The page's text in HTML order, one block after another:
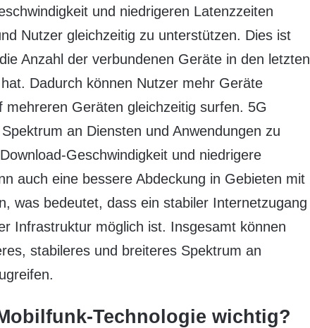
und niedrigeren Latenzzeiten
Nutzer gleichzeitig zu unterstützen. Dies ist
Anzahl der verbundenen Geräte in den letzten
Dadurch können Nutzer mehr Geräte
mehreren Geräten gleichzeitig surfen. 5G
an Diensten und Anwendungen zu
Geschwindigkeit und niedrigere
auch eine bessere Abdeckung in Gebieten mit
was bedeutet, dass ein stabiler Internetzugang
Infrastruktur möglich ist. Insgesamt können
stabileres und breiteres Spektrum an
Technologie wichtig?